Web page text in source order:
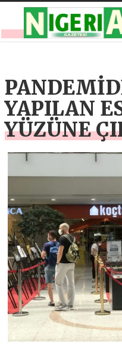
YAPILAN
YÜZÜNE